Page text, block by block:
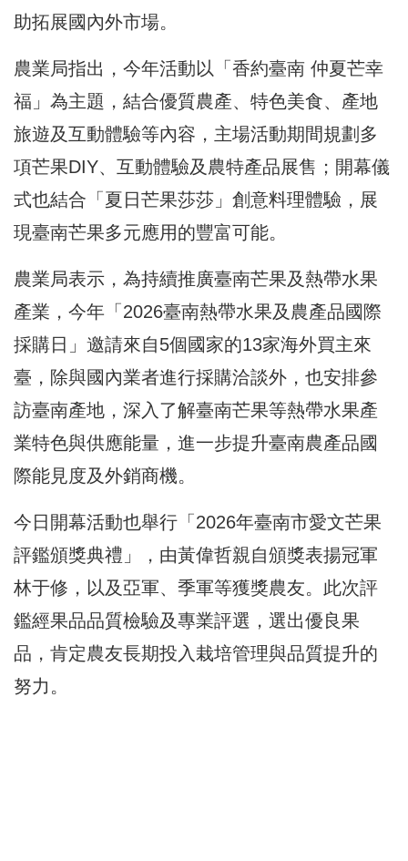
助拓展國內外市場。
農業局指出，今年活動以「香約臺南 仲夏芒幸
福」為主題，結合優質農產、特色美食、產地
旅遊及互動體驗等內容，主場活動期間規劃多
項芒果DIY、互動體驗及農特產品展售；開幕儀
式也結合「夏日芒果莎莎」創意料理體驗，展
現臺南芒果多元應用的豐富可能。
農業局表示，為持續推廣臺南芒果及熱帶水果
產業，今年「2026臺南熱帶水果及農產品國際
採購日」邀請來自5個國家的13家海外買主來
臺，除與國內業者進行採購洽談外，也安排參
訪臺南產地，深入了解臺南芒果等熱帶水果產
業特色與供應能量，進一步提升臺南農產品國
際能見度及外銷商機。
今日開幕活動也舉行「2026年臺南市愛文芒果
評鑑頒獎典禮」，由黃偉哲親自頒獎表揚冠軍
林于修，以及亞軍、季軍等獲獎農友。此次評
鑑經果品品質檢驗及專業評選，選出優良果
品，肯定農友長期投入栽培管理與品質提升的
努力。